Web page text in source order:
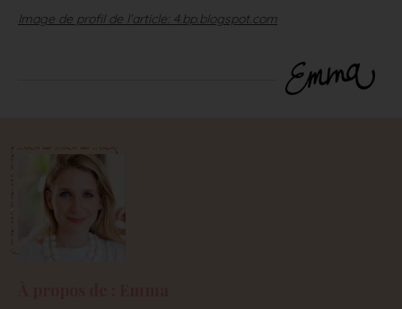
Image de profil de l’article: 4.bp.blogspot.com